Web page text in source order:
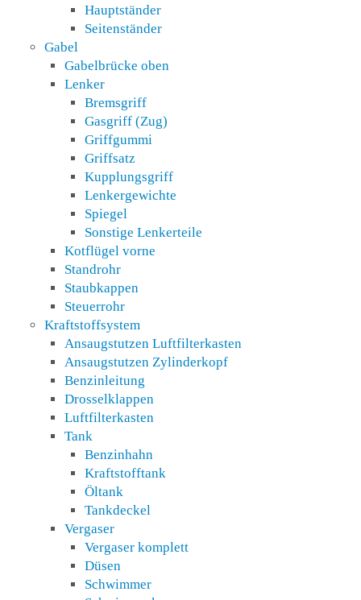
Hauptständer
Seitenständer
Gabel
Gabelbrücke oben
Lenker
Bremsgriff
Gasgriff (Zug)
Griffgummi
Griffsatz
Kupplungsgriff
Lenkergewichte
Spiegel
Sonstige Lenkerteile
Kotflügel vorne
Standrohr
Staubkappen
Steuerrohr
Kraftstoffsystem
Ansaugstutzen Luftfilterkasten
Ansaugstutzen Zylinderkopf
Benzinleitung
Drosselklappen
Luftfilterkasten
Tank
Benzinhahn
Kraftstofftank
Öltank
Tankdeckel
Vergaser
Vergaser komplett
Düsen
Schwimmer